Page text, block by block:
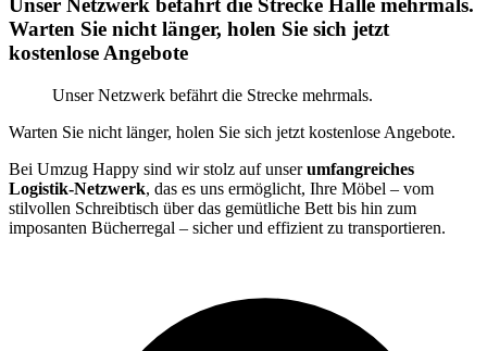
Unser Netzwerk befährt die Strecke Halle mehrmals.
Warten Sie nicht länger, holen Sie sich jetzt
kostenlose Angebote
Unser Netzwerk befährt die Strecke mehrmals.
Warten Sie nicht länger, holen Sie sich jetzt kostenlose Angebote.
Bei Umzug Happy sind wir stolz auf unserumfangreiches
Logistik-Netzwerk, das es uns ermöglicht, Ihre Möbel – vom
stilvollen Schreibtisch über das gemütliche Bett bis hin zum
imposanten Bücherregal – sicher und effizient zu transportieren.